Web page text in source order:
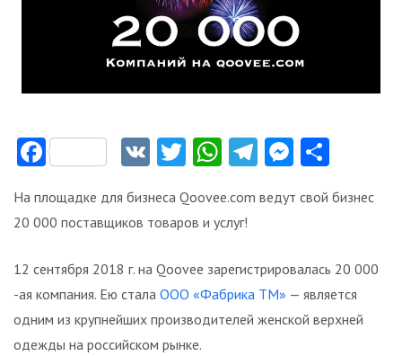
FacebookVK Twitter
WhatsApp
Telegram
На площадке для бизнеса Qoovee.com ведут свой бизнес
20 000 поставщиков товаров и услуг!
12 сентября 2018 г. на Qoovee зарегистрировалась 20 000
-ая компания. Ею стала ООО «Фабрика ТМ» — является
одним из крупнейших производителей женской верхней
одежды на российском рынке.